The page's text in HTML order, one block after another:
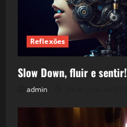
Reflexões
Slow Down, fluir e sentir!
admin